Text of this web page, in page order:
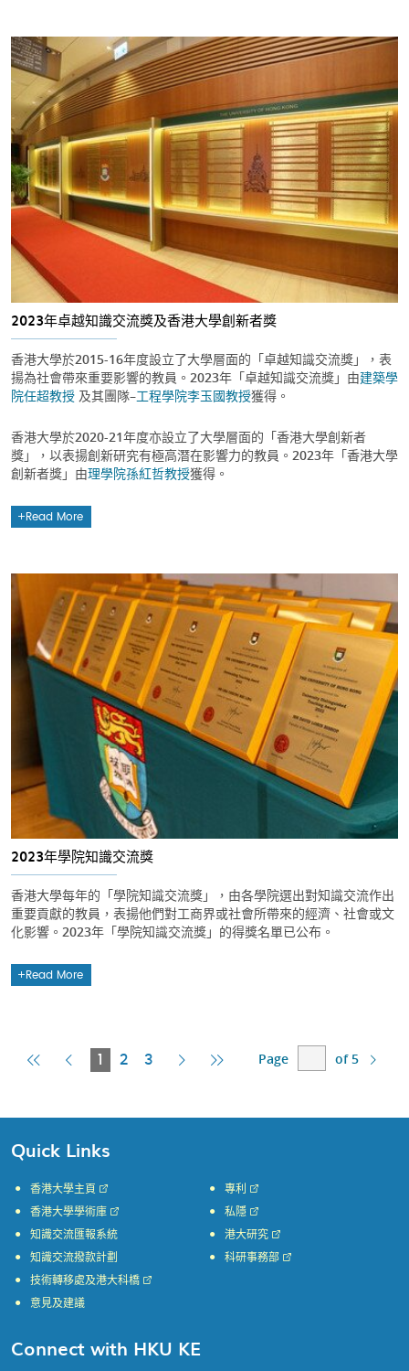
2023年卓越知識交流獎及香港大學創新者獎
香港大學於2015-16年度設立了大學層面的「卓越知識交流獎」，表
揚為社會帶來重要影響的教員。2023年「卓越知識交流獎」由建築學
院任超教授 及其團隊–工程學院李玉國教授獲得。
香港大學於2020-21年度亦設立了大學層面的「香港大學創新者
獎」，以表揚創新研究有極高潛在影響力的教員。2023年「香港大學
創新者獎」由理學院孫紅哲教授獲得。
Read More
2023年學院知識交流獎
香港大學每年的「學院知識交流獎」，由各學院選出對知識交流作出
重要貢獻的教員，表揚他們對工商界或社會所帶來的經濟、社會或文
化影響。2023年「學院知識交流獎」的得獎名單已公布。
Read More
FirstPrevious
1
Current
2 3
Next Last
Page of 5
Quick Links
香港大學主頁
香港大學學術庫
知識交流匯報系統
知識交流撥款計劃
專利
私隱
港大研究
科研事務部
技術轉移處及港大科橋
意見及建議
Connect with HKU KE